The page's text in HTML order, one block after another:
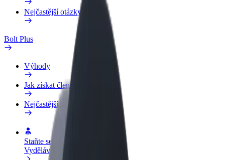
Nejčastější otázky
Bolt Plus
Výhody
Jak získat členství
Nejčastější otázky
Staňte se řidičem
Vydělávejte podle sebe